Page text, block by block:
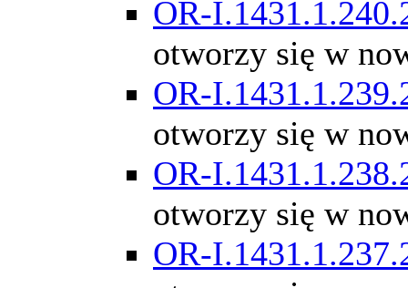
OR-
otworzy się w
OR-
otworzy się w
OR-
otworzy się w
OR-